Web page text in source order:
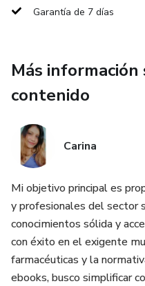
Garantía de 7 días
Más
contenido
Carina
Mi objetivo principal es
y profesionales del sector
conocimientos sólida y
con éxito en el exigente
farmacéuticas y la
ebooks, busco simplificar